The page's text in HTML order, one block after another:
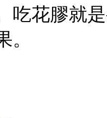
吃花膠就
。